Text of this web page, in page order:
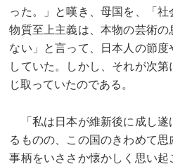
った。」と嘆き、母国を、「
物質至上主義は、本物の芸術
ない」と言って、日本人の節
していた。しかし、それが次
じ取っていたのである。
「私は日本が維新後に成し遂
るものの、この国のきわめて
事柄をいささか懐かしく思い